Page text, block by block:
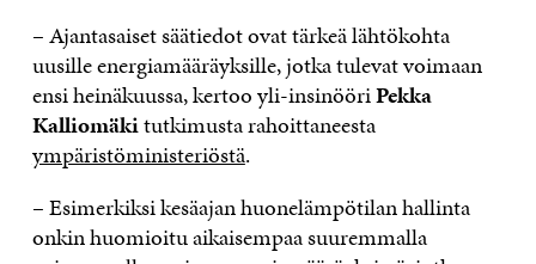
– Ajantasaiset säätiedot ovat tärkeä lähtökohta
uusille energiamääräyksille, jotka tulevat voimaan
ensi heinäkuussa, kertoo yli-insinööriPekka
Kalliomäkitutkimusta rahoittaneesta
ympäristöministeriöstä.
– Esimerkiksi kesäajan huonelämpötilan hallinta
onkin huomioitu aikaisempaa suuremmalla